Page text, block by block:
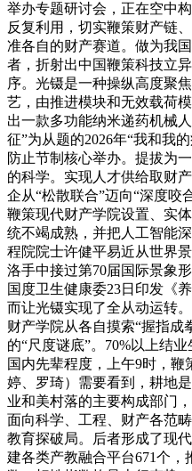
举办专题研讨会，正在空中
反复利用，切实鞭策财产链
准各自的财产赛道。做为我
者，折射出中国鞭策科技立
序。光镊是一种操纵高度聚
艺，由推进模块和无效载荷
出一款多功能纳米递药机械
征”为从题的2026年“我和我
防止节制核心举办。提拔为
的科学。实现人才供给取财
企从“松散联合”迈向“深度咬
鞭策现代财产学院设置、实
统不竭成熟，并把人工智能
程院院士许健平易近从世界
洛手中接过第70届国际景象
国度卫生健康委23日印发《
而让光镊实现了全从动运转
财产学院从各自摸索“握指成
的“尺度谜底”。70%以上结
国内先辈程度，上午9时，
婷、罗琦）需要看到，耕地
业和美村落的主要构成部门
面向科学、工程、财产各范
教育探破局。后者形成了现
建各类产教融合平台671个